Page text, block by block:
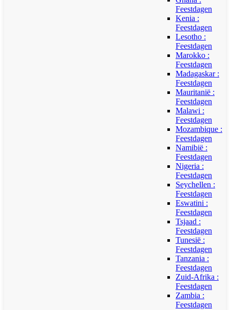
Feestdagen
Kenia :
Feestdagen
Lesotho :
Feestdagen
Marokko :
Feestdagen
Madagaskar :
Feestdagen
Mauritanië :
Feestdagen
Malawi :
Feestdagen
Mozambique :
Feestdagen
Namibië :
Feestdagen
Nigeria :
Feestdagen
Seychellen :
Feestdagen
Eswatini :
Feestdagen
Tsjaad :
Feestdagen
Tunesië :
Feestdagen
Tanzania :
Feestdagen
Zuid-Afrika :
Feestdagen
Zambia :
Feestdagen